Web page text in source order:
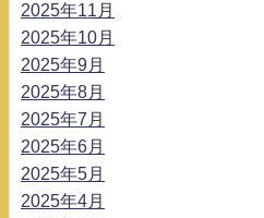
2025年11月
2025年10月
2025年9月
2025年8月
2025年7月
2025年6月
2025年5月
2025年4月